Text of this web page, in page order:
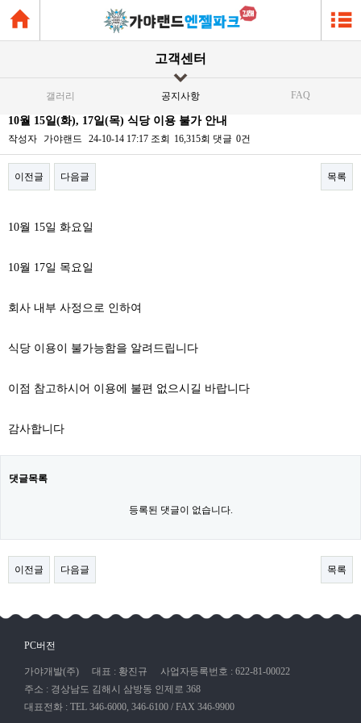
고객센터
갤러리 공지사항 FAQ
10월 15일(화), 17일(목) 식당 이용 불가 안내
작성자 가야랜드 24-10-14 17:17 조회 16,315회 댓글 0건
이전글 다음글 목록
10월 15일 화요일
10월 17일 목요일
회사 내부 사정으로 인하여
식당 이용이 불가능함을 알려드립니다
이점 참고하시어 이용에 불편 없으시길 바랍니다
감사합니다
댓글목록
등록된 댓글이 없습니다.
이전글 다음글 목록
PC버전
가야개발(주) 대표 : 황진규
사업자등록번호 : 622-81-00022
주소 : 경상남도 김해시 삼방동 인제로 368
대표전화 : TEL 346-6000, 346-6100 / FAX 346-9900